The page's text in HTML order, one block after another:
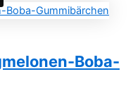
Boba-